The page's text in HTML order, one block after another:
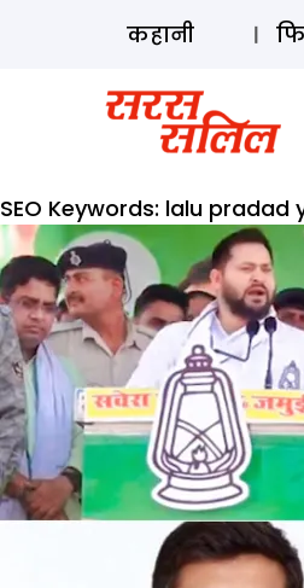
कहानी
SEO Keywords: lalu pradad